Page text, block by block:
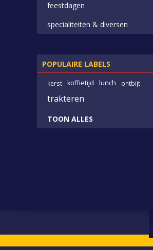
feestdagen
specialiteiten & diversen
POPULAIRE LABELS
kerst koffietijd lunch ontbijt
trakteren
TOON ALLES